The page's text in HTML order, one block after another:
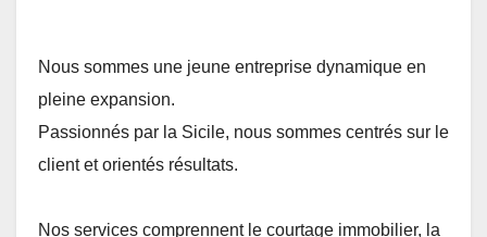
Nous sommes une jeune entreprise dynamique en
pleine expansion.
Passionnés par la Sicile, nous sommes centrés sur le
client et orientés résultats.
Nos services comprennent le courtage immobilier, la